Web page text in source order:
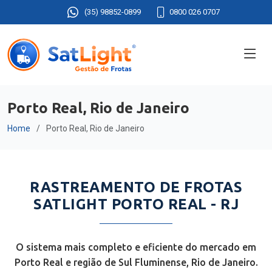
(35) 98852-0899 0800 026 0707
Porto Real, Rio de Janeiro
Home Porto Real, Rio de Janeiro
RASTREAMENTO DE FROTAS
SATLIGHT PORTO REAL - RJ
O sistema mais completo e eficiente do mercado em
Porto Real e região de Sul Fluminense, Rio de Janeiro.